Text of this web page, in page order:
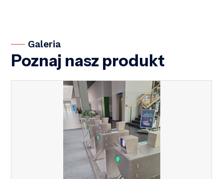
Galeria
Poznaj nasz produkt